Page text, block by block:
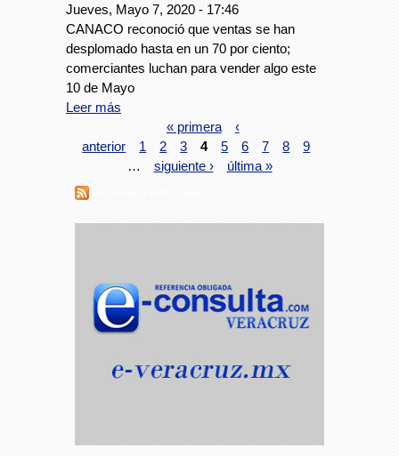
Jueves, Mayo 7, 2020 - 17:46
CANACO reconoció que ventas se han
desplomado hasta en un 70 por ciento;
comerciantes luchan para vender algo este
10 de Mayo
Leer más
« primera
‹
anterior
1 2 3 4 5 6 7 8
9
…
siguiente › última »